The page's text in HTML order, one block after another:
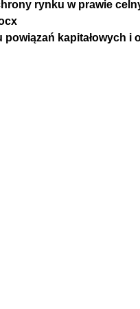
rynku w prawie
powiązań kapitałowych